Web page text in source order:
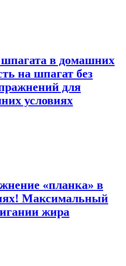
в домашних
на шпагат без
для
условиях
«планка» в
Максимальный
жира